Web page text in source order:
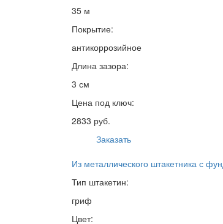
35 м
Покрытие:
антикоррозийное
Длина зазора:
3 см
Цена под ключ:
2833 руб.
Заказать
Из металлического штакетника с
Тип штакетин:
гриф
Цвет: